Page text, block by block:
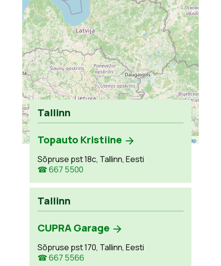
Leaflet OpenStreetMap
Tallinn
Topauto Kristiine
Sõpruse pst 18c, Tallinn, Eesti
☎ 667 5500
Tallinn
CUPRA Garage
Sõpruse pst 170, Tallinn, Eesti
☎ 667 5566